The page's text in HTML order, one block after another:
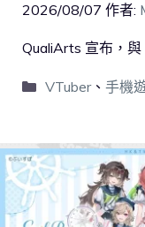
2026/08/07 作者:
QualiArts 宣布，與
VTuber、 手機